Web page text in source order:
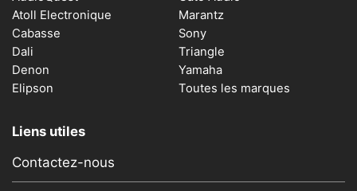
Atoll Electronique
Cabasse
Dali
Denon
Elipson
Marantz
Sony
Triangle
Yamaha
Toutes les marques
Liens utiles
Contactez-nous